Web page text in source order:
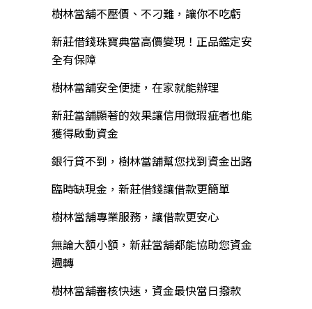
樹林當舖不壓價、不刁難，讓你不吃虧
新莊借錢珠寶典當高價變現！正品鑑定安
全有保障
樹林當舖安全便捷，在家就能辦理
新莊當舖顯著的效果讓信用微瑕疵者也能
獲得啟動資金
銀行貸不到，樹林當舖幫您找到資金出路
臨時缺現金，新莊借錢讓借款更簡單
樹林當舖專業服務，讓借款更安心
無論大額小額，新莊當舖都能協助您資金
週轉
樹林當舖審核快速，資金最快當日撥款